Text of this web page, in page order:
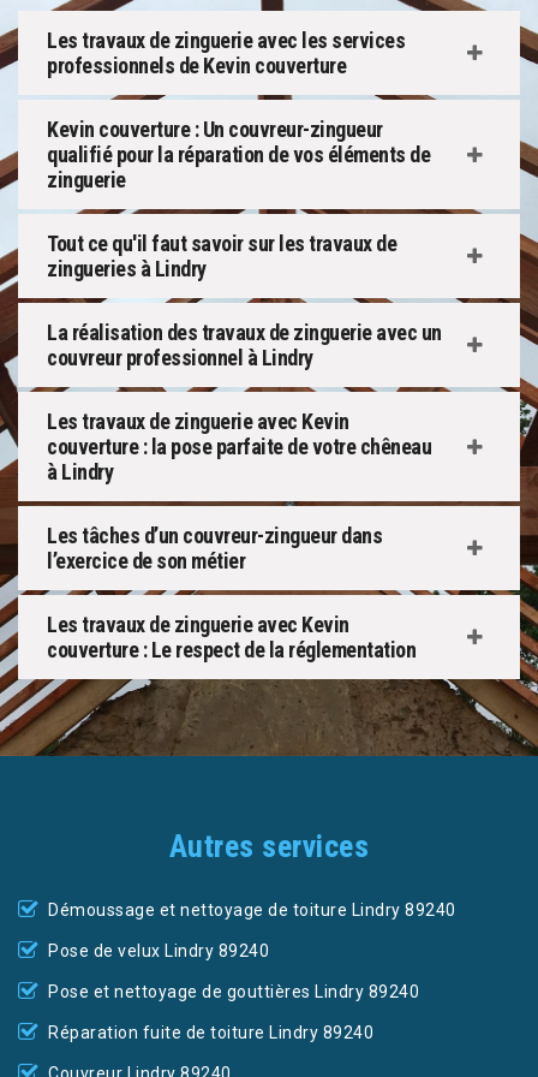
Les travaux de zinguerie avec les services
professionnels de Kevin couverture
Kevin couverture : Un couvreur-zingueur
qualifié pour la réparation de vos éléments de
zinguerie
Tout ce qu'il faut savoir sur les travaux de
zingueries à Lindry
La réalisation des travaux de zinguerie avec un
couvreur professionnel à Lindry
Les travaux de zinguerie avec Kevin
couverture : la pose parfaite de votre chêneau
à Lindry
Les tâches d’un couvreur-zingueur dans
l’exercice de son métier
Les travaux de zinguerie avec Kevin
couverture : Le respect de la réglementation
Autres services
Démoussage et nettoyage de toiture Lindry 89240
Pose de velux Lindry 89240
Pose et nettoyage de gouttières Lindry 89240
Réparation fuite de toiture Lindry 89240